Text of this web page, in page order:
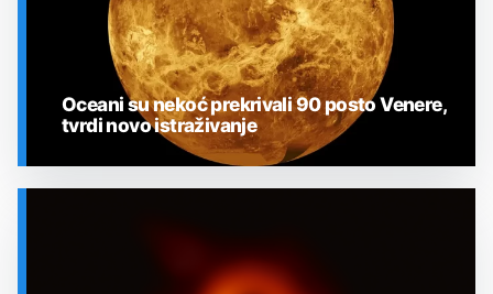
Oceani su nekoć prekrivali 90 posto Venere,
tvrdi novo istraživanje